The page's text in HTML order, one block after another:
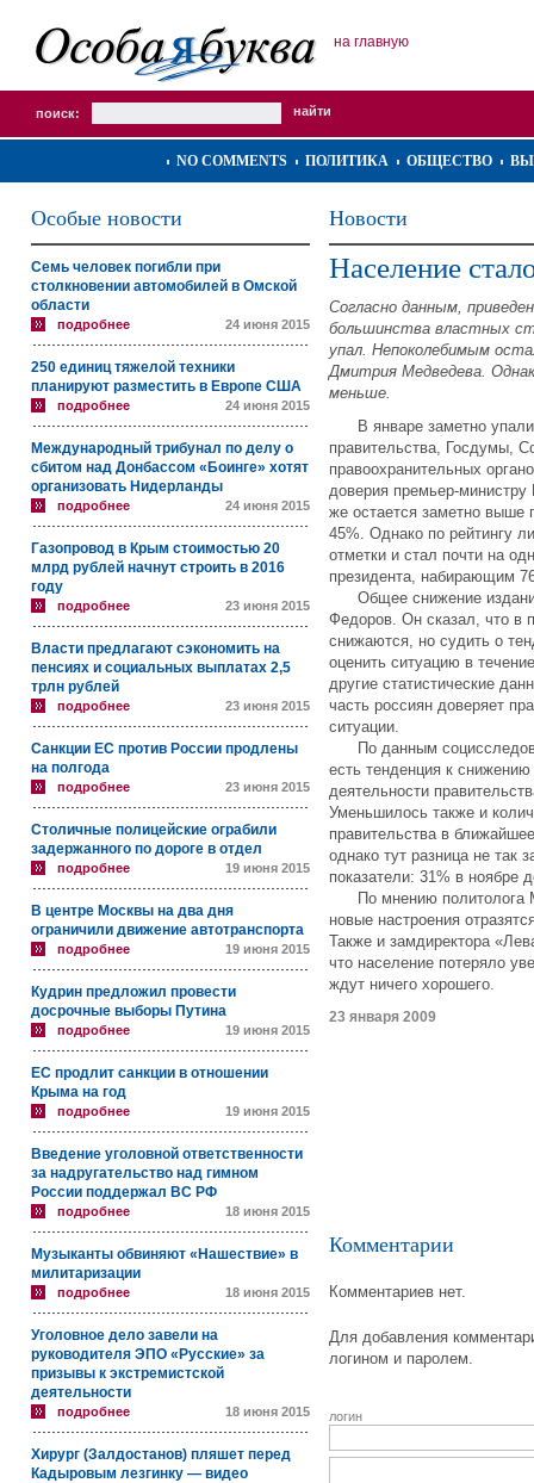
на главную
поиск:
NO COMMENTS ПОЛИТИКА ОБЩЕСТВО
Особые новости
Семь человек погибли при
столкновении автомобилей в Омской
области
подробнее 24 июня 2015
250 единиц тяжелой техники
планируют разместить в Европе США
подробнее 24 июня 2015
Международный трибунал по делу о
сбитом над Донбассом «Боинге» хотят
организовать Нидерланды
подробнее 24 июня 2015
Газопровод в Крым стоимостью 20
млрд рублей начнут строить в 2016
году
подробнее 23 июня 2015
Власти предлагают сэкономить на
пенсиях и социальных выплатах 2,5
трлн рублей
подробнее 23 июня 2015
Санкции ЕС против России продлены
на полгода
подробнее 23 июня 2015
Столичные полицейские ограбили
задержанного по дороге в отдел
подробнее 19 июня 2015
В центре Москвы на два дня
ограничили движение автотранспорта
подробнее 19 июня 2015
Кудрин предложил провести
досрочные выборы Путина
подробнее 19 июня 2015
ЕС продлит санкции в отношении
Крыма на год
подробнее 19 июня 2015
Введение уголовной ответственности
за надругательство над гимном
России поддержал ВС РФ
подробнее 18 июня 2015
Музыканты обвиняют «Нашествие» в
милитаризации
подробнее 18 июня 2015
Уголовное дело завели на
руководителя ЭПО «Русские» за
призывы к экстремистской
деятельности
подробнее 18 июня 2015
Хирург (Залдостанов) пляшет перед
Кадыровым лезгинку — видео
Новости
Население
Согласно данным,
большинства властных
упал. Непоколебимым
Дмитрия Медведева.
меньше.
В январе заметно упали
правительства, Госдумы,
правоохранительных
доверия премьер-
же остается заметно выше
45%. Однако по рейтингу
отметки и стал почти на
президента, набирающим
Общее снижение
Федоров. Он сказал, что в
снижаются, но судить о
оценить ситуацию в
другие статистические
часть россиян доверяет
ситуации.
По данным
есть тенденция к
деятельности
Уменьшилось также и
правительства в
однако тут разница не так
показатели: 31% в ноябре
По мнению политолога
новые настроения
Также и замдиректора
что население потеряло
ждут ничего хорошего.
23 января 2009
Комментарии
Комментариев нет.
Для добавления
логином и паролем.
логин